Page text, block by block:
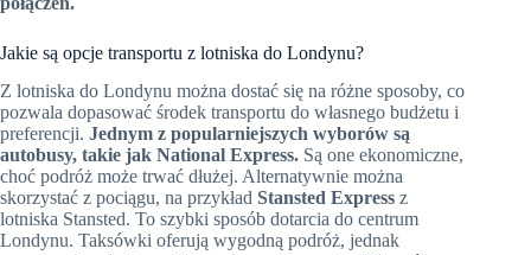
Jakie są opcje transportu z lotniska do Londynu?
Z lotniska do Londynu można dostać się na różne sposoby, co
pozwala dopasować środek transportu do własnego budżetu i
preferencji. Jednym z popularniejszych wyborów są
autobusy, takie jak National Express. Są one ekonomiczne,
choć podróż może trwać dłużej. Alternatywnie można
skorzystać z pociągu, na przykład Stansted Express z
lotniska Stansted. To szybki sposób dotarcia do centrum
Londynu. Taksówki oferują wygodną podróż, jednak